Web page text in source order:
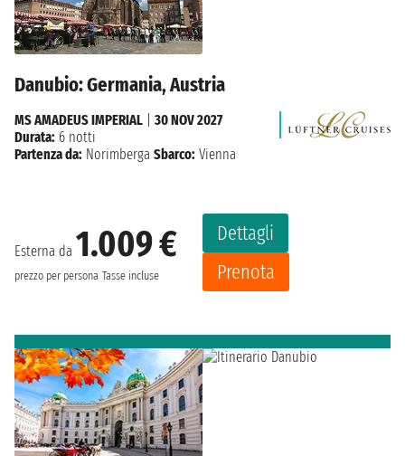
Danubio: Germania, Austria
Esterna da 1.009 €
prezzo per persona Tasse incluse
Dettagli
Prenota
MS AMADEUS IMPERIAL
30 NOV 2027
Durata: 6 notti
Partenza da: Norimberga Sbarco: Vienna